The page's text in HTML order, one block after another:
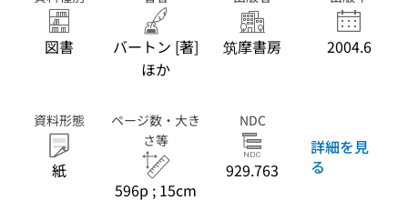
図書
バートン [著]
ほか
筑摩書房 2004.6
資料形態
紙
ページ数・大き
さ等
596p ; 15cm
NDC
929.763
詳細を見
る